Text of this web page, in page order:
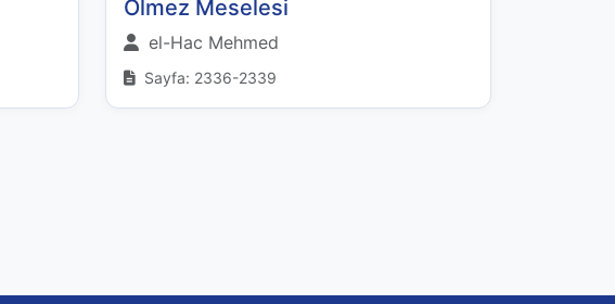
Ölmez Meselesi
el-Hac Mehmed
Sayfa: 2336-2339